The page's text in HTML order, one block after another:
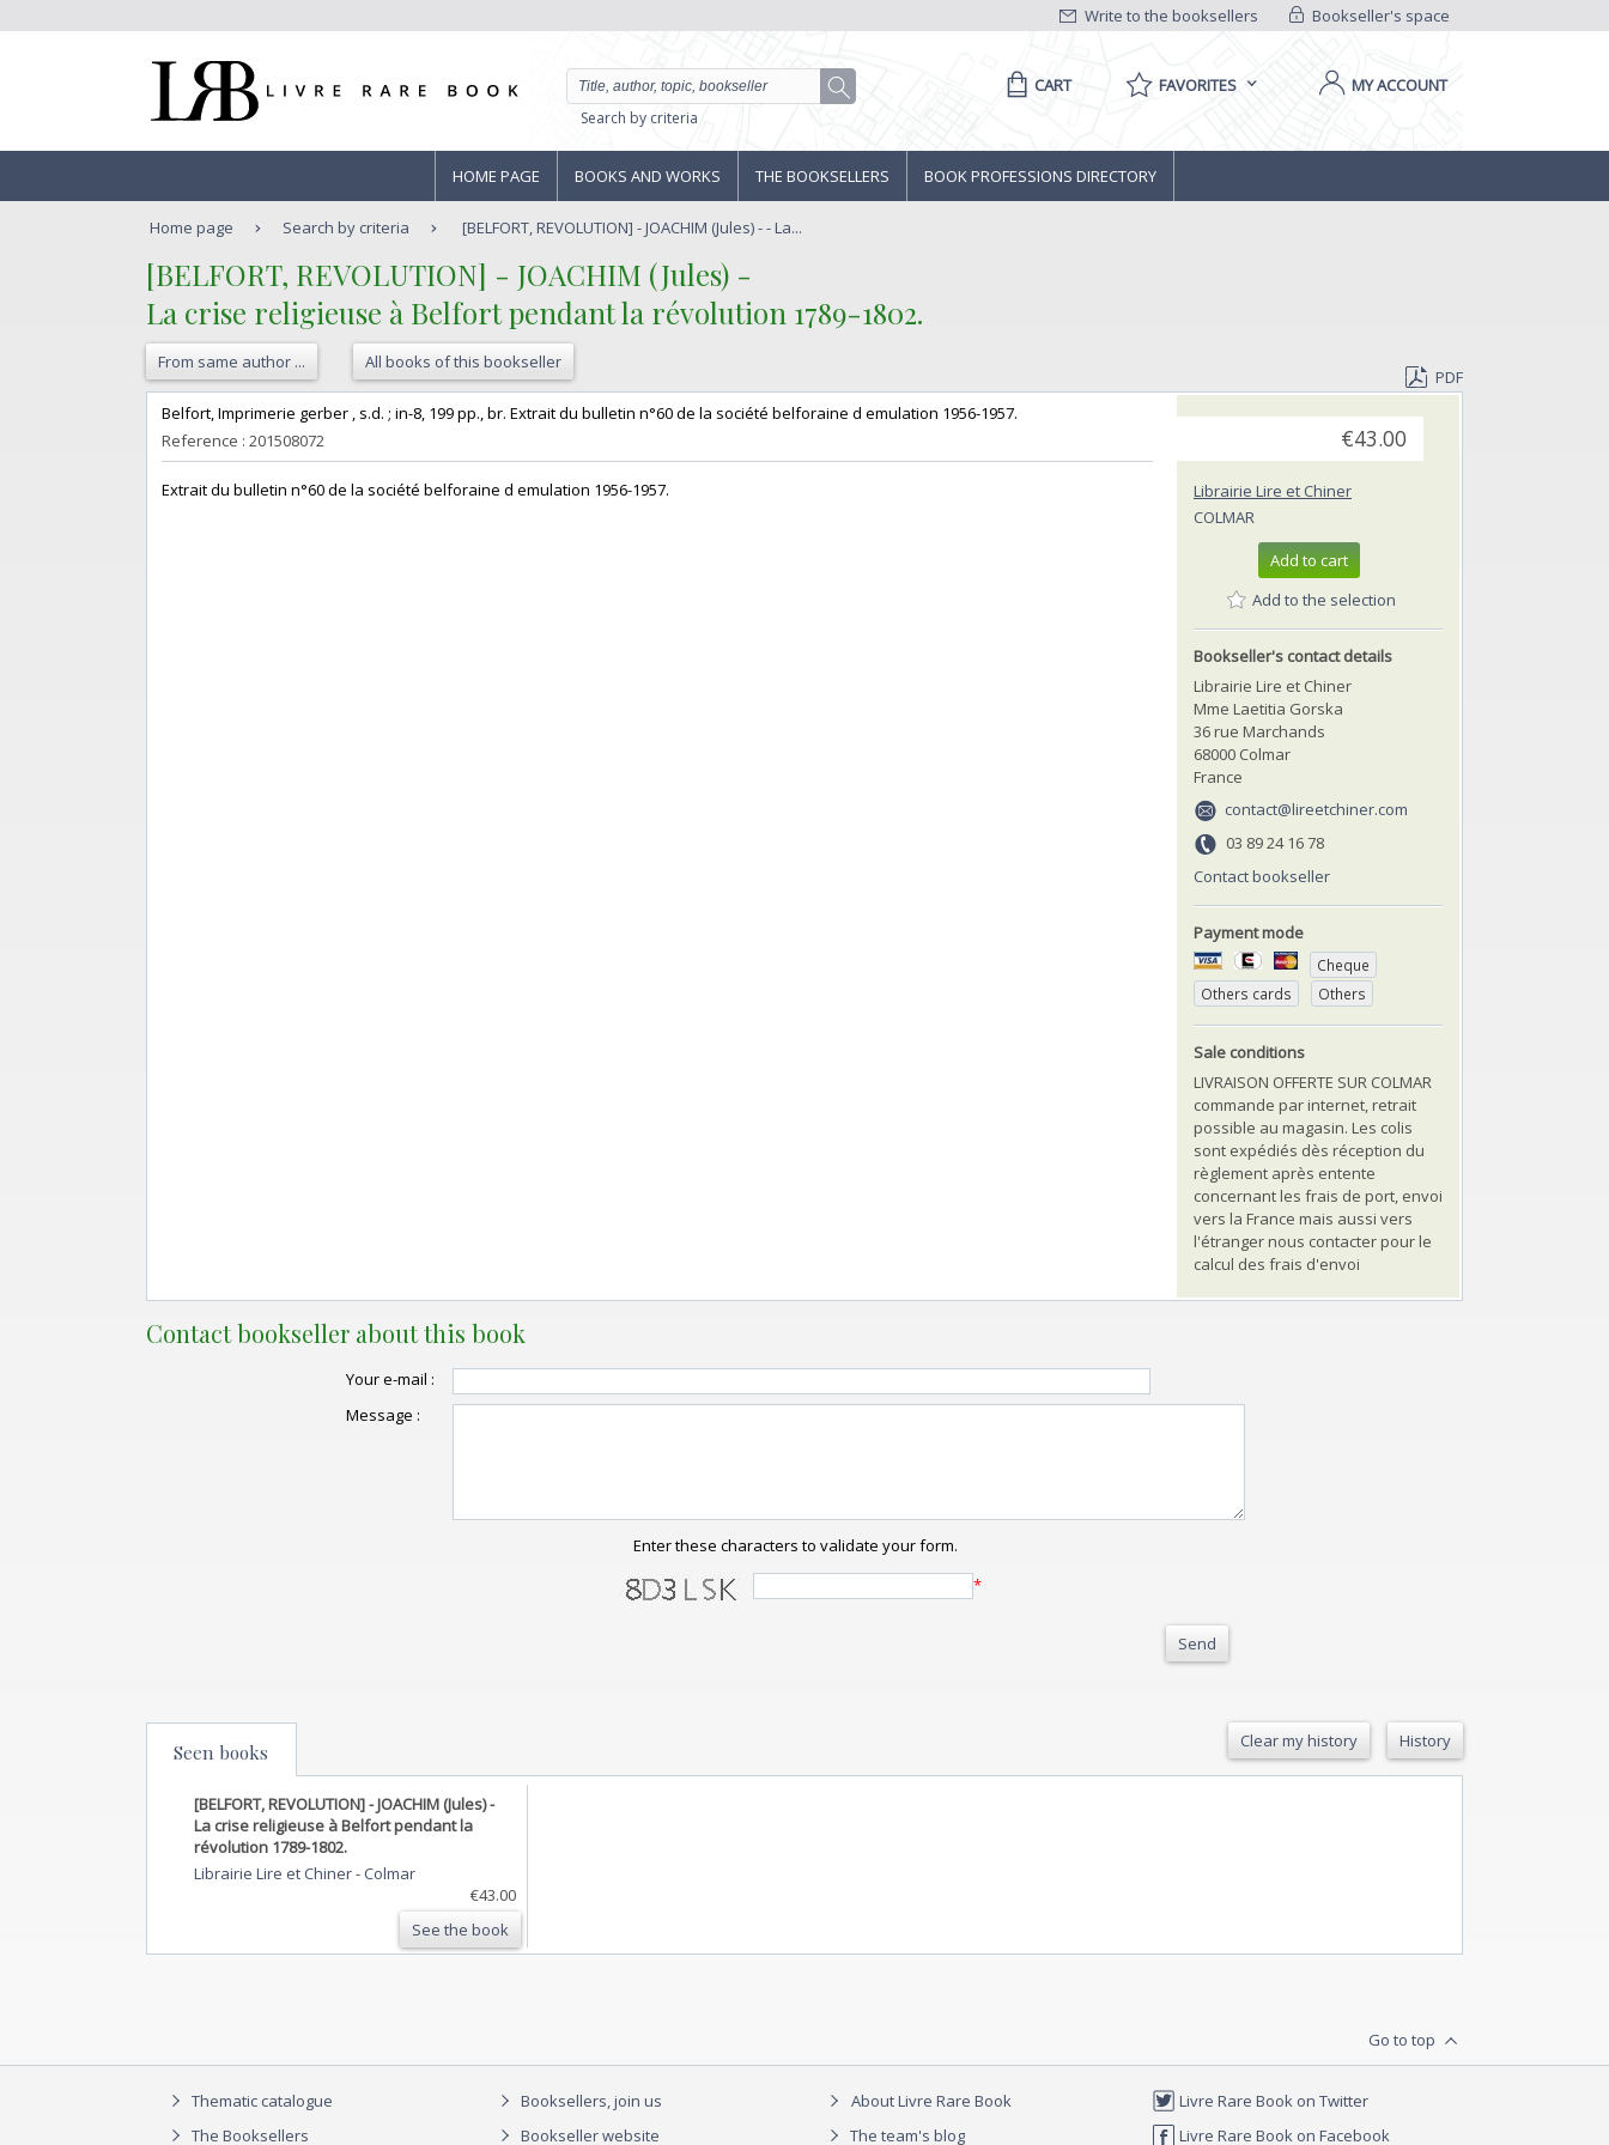
Bookseller's space
Write to the booksellers
Search by criteria
CART FAVORITES MY ACCOUNT
HOME PAGE BOOKS AND WORKS THE BOOKSELLERS BOOK PROFESSIONS DIRECTORY
Home page Search by criteria [BELFORT, REVOLUTION] - JOACHIM (Jules) - - La...
‎[BELFORT, REVOLUTION] - JOACHIM (Jules) - ‎
‎La crise religieuse à Belfort pendant la révolution 1789-1802. ‎
From same author ... All books of this bookseller
PDF
‎Belfort, Imprimerie gerber , s.d. ; in-8, 199 pp., br. Extrait du bulletin n°60 de la société belforaine d emulation 1956-1957.‎
Reference : 201508072
‎Extrait du bulletin n°60 de la société belforaine d emulation 1956-1957.‎
€43.00
Librairie Lire et Chiner
COLMAR
Add to cart
Add to the selection
Bookseller's contact details
Librairie Lire et Chiner
Mme Laetitia Gorska
36 rue Marchands
68000 Colmar
France
contact@lireetchiner.com
03 89 24 16 78
Contact bookseller
Payment mode
Cheque
Others cards
Others
Sale conditions
LIVRAISON OFFERTE SUR COLMAR
commande par internet, retrait
possible au magasin. Les colis
sont expédiés dès réception du
règlement après entente
concernant les frais de port, envoi
vers la France mais aussi vers
l'étranger nous contacter pour le
calcul des frais d'envoi
Contact bookseller about this book
Your e-mail :
Message :
Enter these characters to validate your form.
*
Send
Seen books Clear my history History
[BELFORT, REVOLUTION] - JOACHIM (Jules) -
La crise religieuse à Belfort pendant la
révolution 1789-1802.
Librairie Lire et Chiner- Colmar
€43.00
See the book
Go to top
Thematic catalogue
The Booksellers
Booksellers, join us
Bookseller website
About Livre Rare Book
The team's blog
Livre Rare Book on Twitter
Livre Rare Book on Facebook